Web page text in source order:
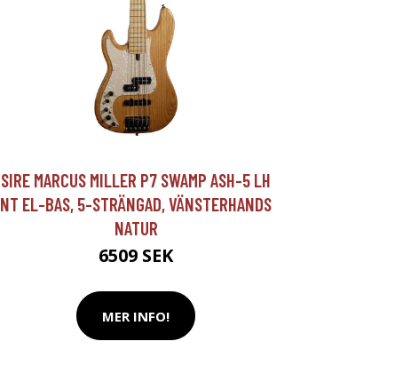
SIRE MARCUS MILLER P7 SWAMP ASH-5 LH
NT EL-BAS, 5-STRÄNGAD, VÄNSTERHANDS
NATUR
6509 SEK
MER INFO!